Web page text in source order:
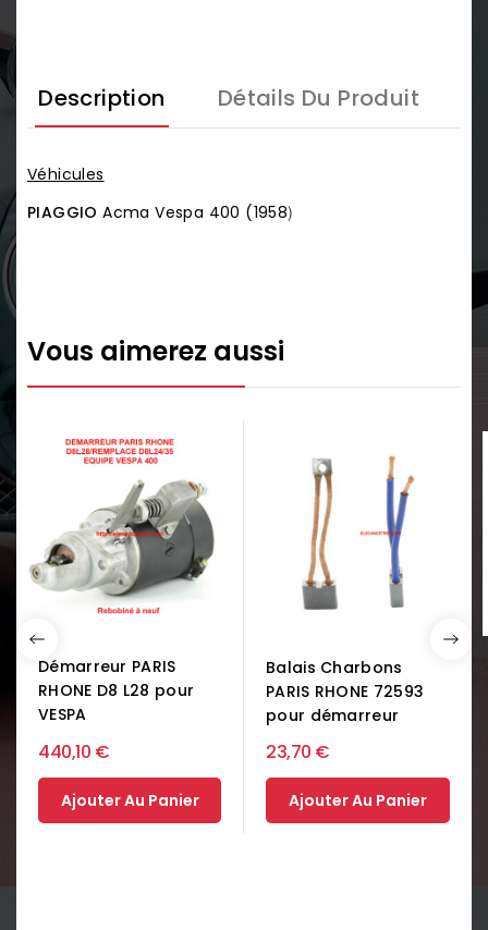
Description Détails Du Produit
Véhicules
PIAGGIOAcma Vespa 400 (1958)
Vous aimerez aussi
Démarreur PARIS
RHONE D8 L28 pour
VESPA
440,10 €
Ajouter Au Panier
Balais Charbons
PARIS RHONE 72593
pour démarreur
23,70 €
Ajouter Au Panier